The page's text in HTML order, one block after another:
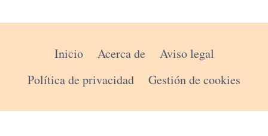
Inicio Acerca de
Aviso legal
Política de privacidad
Gestión de cookies